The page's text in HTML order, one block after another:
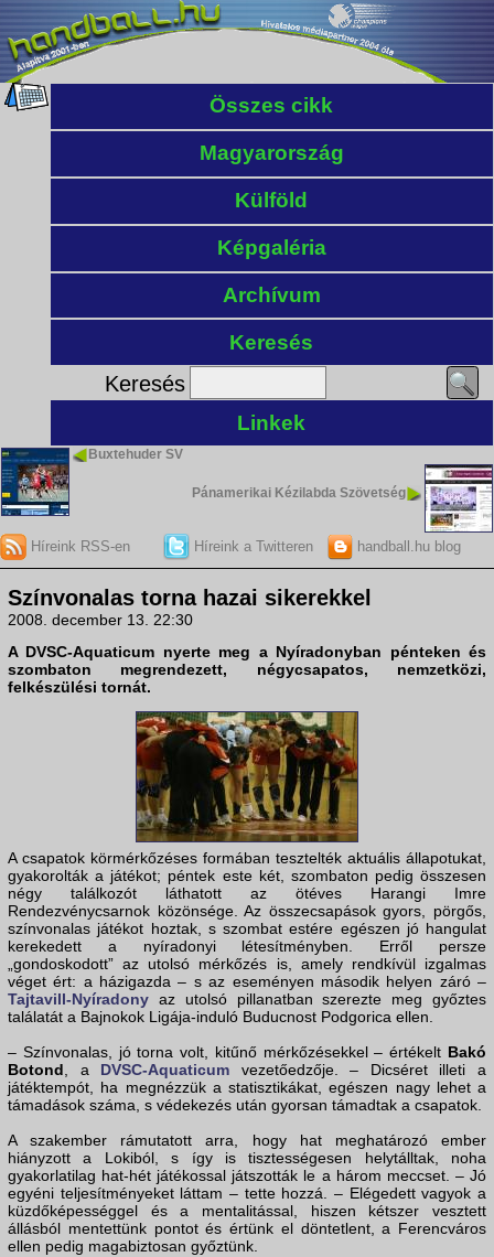
Összes cikk
Magyarország
Külföld
Képgaléria
Archívum
Keresés
Keresés
Linkek
Buxtehuder SV
Pánamerikai Kézilabda Szövetség
Híreink RSS-en Híreink a Twitteren handball.hu blog
Színvonalas torna hazai sikerekkel
2008. december 13. 22:30
A DVSC-Aquaticum nyerte meg a Nyíradonyban pénteken és
szombaton megrendezett, négycsapatos, nemzetközi,
felkészülési tornát.
A csapatok körmérkőzéses formában tesztelték aktuális állapotukat,
gyakorolták a játékot; péntek este két, szombaton pedig összesen
négy találkozót láthatott az ötéves Harangi Imre
Rendezvénycsarnok közönsége. Az összecsapások gyors, pörgős,
színvonalas játékot hoztak, s szombat estére egészen jó hangulat
kerekedett a nyíradonyi létesítményben. Erről persze
„gondoskodott” az utolsó mérkőzés is, amely rendkívül izgalmas
véget ért: a házigazda – s az eseményen második helyen záró –
Tajtavill-Nyíradony az utolsó pillanatban szerezte meg győztes
találatát a Bajnokok Ligája-induló Buducnost Podgorica ellen.
– Színvonalas, jó torna volt, kitűnő mérkőzésekkel – értékelt Bakó
Botond, a DVSC-Aquaticum vezetőedzője. – Dicséret illeti a
játéktempót, ha megnézzük a statisztikákat, egészen nagy lehet a
támadások száma, s védekezés után gyorsan támadtak a csapatok.
A szakember rámutatott arra, hogy hat meghatározó ember
hiányzott a Lokiból, s így is tisztességesen helytálltak, noha
gyakorlatilag hat-hét játékossal játszották le a három meccset. – Jó
egyéni teljesítményeket láttam – tette hozzá. – Elégedett vagyok a
küzdőképességgel és a mentalitással, hiszen kétszer vesztett
állásból mentettünk pontot és értünk el döntetlent, a Ferencváros
ellen pedig magabiztosan győztünk.